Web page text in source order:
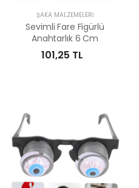
ŞAKA MALZEMELERI
Sevimli Fare Figürlü
Anahtarlık 6 Cm
101,25 TL